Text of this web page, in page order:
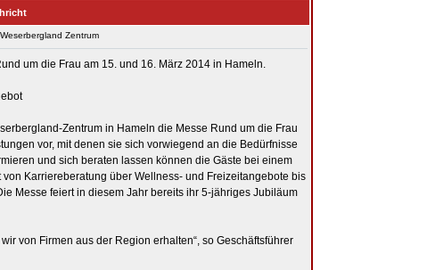
Zentrum
um die Frau am 15. und 16. März 2014 in Hameln.
Zentrum in Hameln die Messe Rund um die Frau
vor, mit denen sie sich vorwiegend an die Bedürfnisse
und sich beraten lassen können die Gäste bei einem
Karriereberatung über Wellness- und Freizeitangebote bis
Messe feiert in diesem Jahr bereits ihr 5-jähriges Jubiläum
von Firmen aus der Region erhalten“, so Geschäftsführer